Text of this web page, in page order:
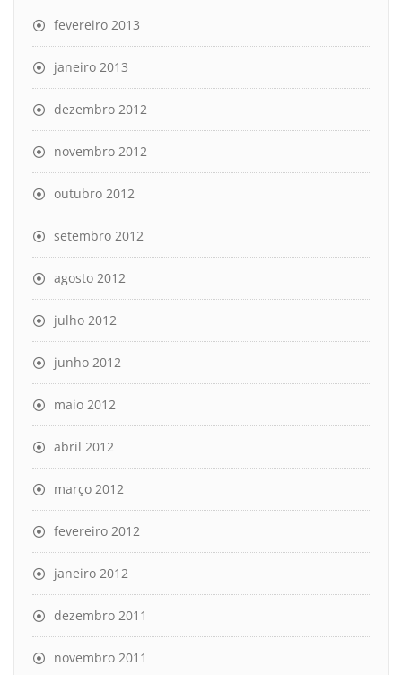
fevereiro 2013
janeiro 2013
dezembro 2012
novembro 2012
outubro 2012
setembro 2012
agosto 2012
julho 2012
junho 2012
maio 2012
abril 2012
março 2012
fevereiro 2012
janeiro 2012
dezembro 2011
novembro 2011